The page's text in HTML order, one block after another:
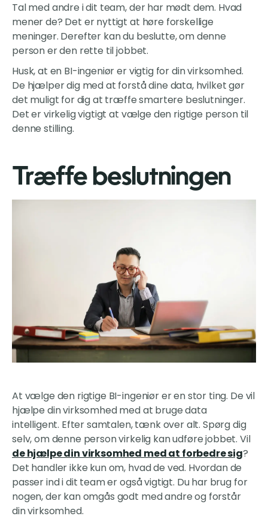
Tal med andre i dit team, der har mødt dem. Hvad
mener de? Det er nyttigt at høre forskellige
meninger. Derefter kan du beslutte, om denne
person er den rette til jobbet.
Husk, at en BI-ingeniør er vigtig for din virksomhed.
De hjælper dig med at forstå dine data, hvilket gør
det muligt for dig at træffe smartere beslutninger.
Det er virkelig vigtigt at vælge den rigtige person til
denne stilling.
Træffe beslutningen
At vælge den rigtige BI-ingeniør er en stor ting. De vil
hjælpe din virksomhed med at bruge data
intelligent. Efter samtalen, tænk over alt. Spørg dig
selv, om denne person virkelig kan udføre jobbet. Vil
de hjælpe din virksomhed med at forbedre sig?
Det handler ikke kun om, hvad de ved. Hvordan de
passer ind i dit team er også vigtigt. Du har brug for
nogen, der kan omgås godt med andre og forstår
din virksomhed.